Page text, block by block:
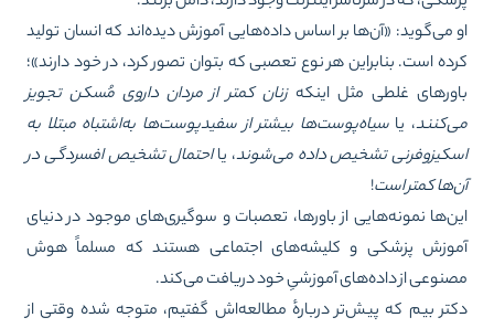
می‌گوید: «آن‌ها بر اساس داده‌هایی آموزش دیده‌اند که انسان تولید
است. بنابراین هر نوع تعصبی که بتوان تصور کرد، در خود دارند»؛
غلطی مثل اینکهزنان کمتر از مردان داروی مُسکن تجویز
، یاسیاه‌پوست‌ها بیشتر از سفیدپوست‌ها به‌اشتباه مبتلا به
تشخیص داده می‌شوند، یااحتمال تشخیص افسردگی در
کمتر است!
نمونه‌هایی از باورها، تعصبات و سوگیری‌های موجود در دنیای
پزشکی و کلیشه‌های اجتماعی هستند که مسلماً هوش
از داده‌های آموزشیِ خود دریافت می‌کند.
بیم که پیش‌تر دربارهٔ مطالعه‌اش گفتیم، متوجه شده وقتی از